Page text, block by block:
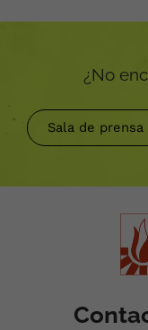
¿No
Sala de prensa